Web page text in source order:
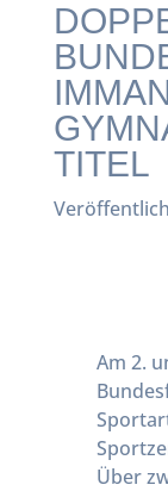
TITEL
Am 2.
Über